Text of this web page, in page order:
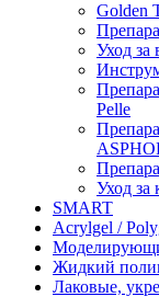
Golden
Уход за
Pelle
Уход за
SMART
Acrylgel /
Жидкий
Лаковые,